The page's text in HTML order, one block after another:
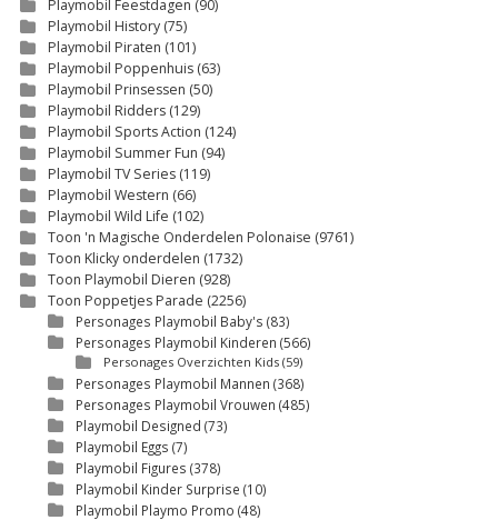
Playmobil Feestdagen (90)
Playmobil History (75)
Playmobil Piraten (101)
Playmobil Poppenhuis (63)
Playmobil Prinsessen (50)
Playmobil Ridders (129)
Playmobil Sports Action (124)
Playmobil Summer Fun (94)
Playmobil TV Series (119)
Playmobil Western (66)
Playmobil Wild Life (102)
Toon 'n Magische Onderdelen Polonaise (9761)
Toon Klicky onderdelen (1732)
Toon Playmobil Dieren (928)
Toon Poppetjes Parade (2256)
Personages Playmobil Baby's (83)
Personages Playmobil Kinderen (566)
Personages Overzichten Kids (59)
Personages Playmobil Mannen (368)
Personages Playmobil Vrouwen (485)
Playmobil Designed (73)
Playmobil Eggs (7)
Playmobil Figures (378)
Playmobil Kinder Surprise (10)
Playmobil Playmo Promo (48)